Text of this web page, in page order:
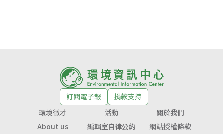
訂閱電子報
捐款支持
環境徵才
活動
關於我們
About us
編輯室自律公約
網站授權條款